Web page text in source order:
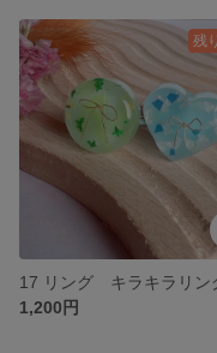
残
1,200円